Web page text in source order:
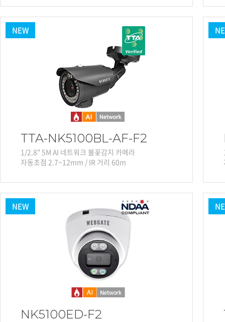
NEW
TTA-NK5100BL-AF-F2
1/2.8" 5M AI 네트워크 불꽃감지 카메라
자동초점 2.7~12mm / IR 거리 60m
NEW
NK5100ED-F2